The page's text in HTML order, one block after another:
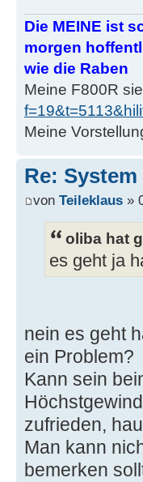
Die MEINE ist
morgen
wie die Raben
Meine F800R
Meine
Re:
von Teileklaus »
oliba hat
es geht ja
nein es geht
ein Problem?
Kann sein
zufrieden,
Man kann
bemerken